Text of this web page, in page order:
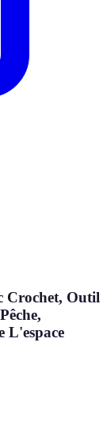
Crochet, Outil
L'espace